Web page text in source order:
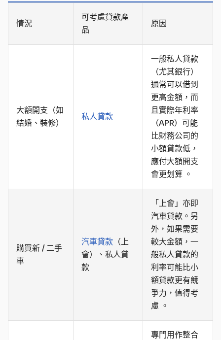
情況
可考慮貸款產
品
原因
大額開支（如
結婚、裝修）
私人貸款
一般私人貸款
（尤其銀行）
通常可以借到
更高金額，而
且實際年利率
（APR）可能
比財務公司的
小額貸款低，
應付大額開支
會更划算 。
購買新 / 二手
車
汽車貸款 （上
會）、私人貸
款
「上會」亦即
汽車貸款。另
外，如果需要
較大金額，一
般私人貸款的
利率可能比小
額貸款更有競
爭力，值得考
慮 。
專門用作整合